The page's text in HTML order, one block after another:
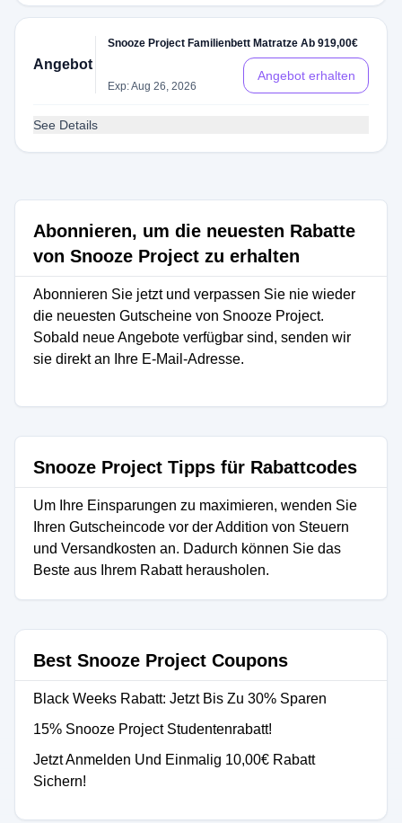
Angebot
Snooze Project Familienbett Matratze Ab 919,00€
Exp: Aug 26, 2026
Angebot erhalten
See Details
Abonnieren, um die neuesten Rabatte
von Snooze Project zu erhalten
Abonnieren Sie jetzt und verpassen Sie nie wieder
die neuesten Gutscheine von Snooze Project.
Sobald neue Angebote verfügbar sind, senden wir
sie direkt an Ihre E-Mail-Adresse.
Snooze Project Tipps für Rabattcodes
Um Ihre Einsparungen zu maximieren, wenden Sie
Ihren Gutscheincode vor der Addition von Steuern
und Versandkosten an. Dadurch können Sie das
Beste aus Ihrem Rabatt herausholen.
Best Snooze Project Coupons
Black Weeks Rabatt: Jetzt Bis Zu 30% Sparen
15% Snooze Project Studentenrabatt!
Jetzt Anmelden Und Einmalig 10,00€ Rabatt
Sichern!